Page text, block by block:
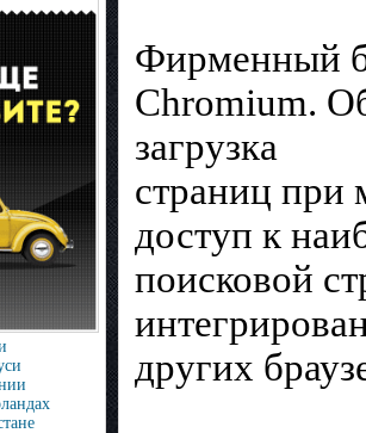
Фирменный
Chromium.
загрузка
страниц при
доступ к
поисковой
других